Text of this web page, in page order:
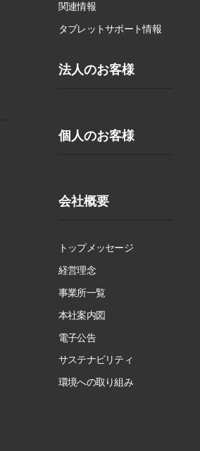
関連情報
タブレットサポート情報
法人のお客様
個人のお客様
会社概要
トップメッセージ
経営理念
事業所一覧
本社案内図
電子公告
サステナビリティ
環境への取り組み